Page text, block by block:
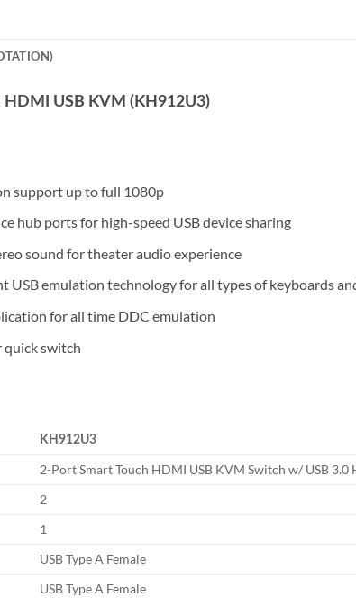
HDMI USB KVM (KH912U3)
support up to full 1080p
hub ports for high-speed USB device sharing
sound for theater audio experience
USB emulation technology for all types of keyboards
for all time DDC emulation
switch
KH912U3
2-Port Smart Touch HDMI USB KVM Switch w/ USB 3.0
2
1
USB Type A Female
USB Type A Female